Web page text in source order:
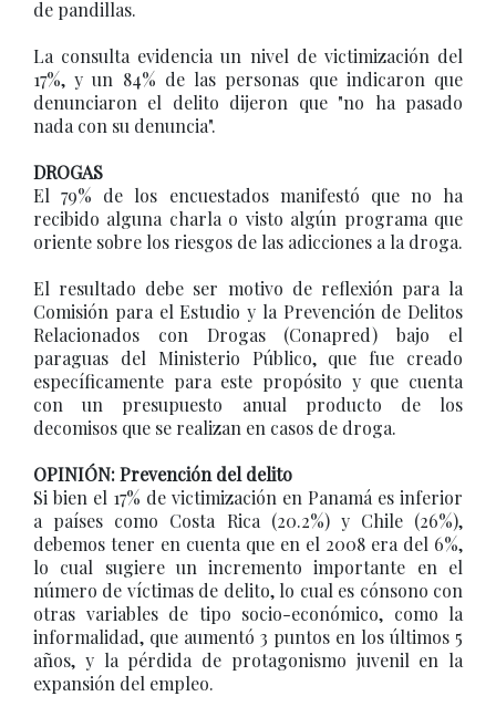
de pandillas.
La consulta evidencia un nivel de victimización del
17%, y un 84% de las personas que indicaron que
denunciaron el delito dijeron que "no ha pasado
nada con su denuncia".
DROGAS
El 79% de los encuestados manifestó que no ha
recibido alguna charla o visto algún programa que
oriente sobre los riesgos de las adicciones a la droga.
El resultado debe ser motivo de reflexión para la
Comisión para el Estudio y la Prevención de Delitos
Relacionados con Drogas (Conapred) bajo el
paraguas del Ministerio Público, que fue creado
específicamente para este propósito y que cuenta
con un presupuesto anual producto de los
decomisos que se realizan en casos de droga.
OPINIÓN: Prevención del delito
Si bien el 17% de victimización en Panamá es inferior
a países como Costa Rica (20.2%) y Chile (26%),
debemos tener en cuenta que en el 2008 era del 6%,
lo cual sugiere un incremento importante en el
número de víctimas de delito, lo cual es cónsono con
otras variables de tipo socio-económico, como la
informalidad, que aumentó 3 puntos en los últimos 5
años, y la pérdida de protagonismo juvenil en la
expansión del empleo.